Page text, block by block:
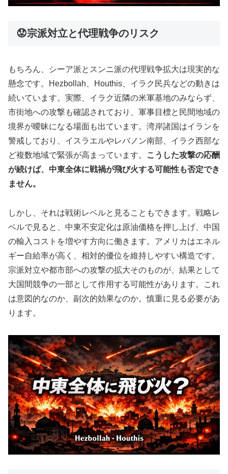
😟宗派対立と代理戦争のリスク
もちろん、シーア派とスンニ派の代理戦争拡大は現実的な
懸念です。Hezbollah、Houthis、イラク民兵などの動きは
続いています。実際、イラク近隣の米軍基地のみならず、
市街地への攻撃も確認されており、軍事目標と民間地域の
境界が曖昧になる場面も出ています。湾岸諸国はイランを
警戒しており、イスラエルやレバノン南部、イラク西部な
ど複数地域で緊張が高まっています。
こうした攻撃の応酬
が続けば、中東全体に戦禍が飛び火する可能性も否定でき
ません。
しかし、それは戦術レベルと見ることもできます。戦略レ
ベルで見ると、中東不安定化は原油価格を押し上げ、中国
の輸入コストを増やす方向に働きます。アメリカはエネル
ギー自給率が高く、相対的優位を維持しやすい構造です。
宗派対立や都市部への攻撃の拡大そのものが、結果として
大国間競争の一部として作用する可能性があります。これ
は意図的なのか、副次的効果なのか。慎重に見る必要があ
ります。